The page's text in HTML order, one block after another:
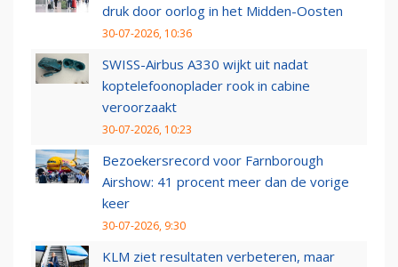
druk door oorlog in het Midden-Oosten
30-07-2026, 10:36
SWISS-Airbus A330 wijkt uit nadat
koptelefoonoplader rook in cabine
veroorzaakt
30-07-2026, 10:23
Bezoekersrecord voor Farnborough
Airshow: 41 procent meer dan de vorige
keer
30-07-2026, 9:30
KLM ziet resultaten verbeteren, maar